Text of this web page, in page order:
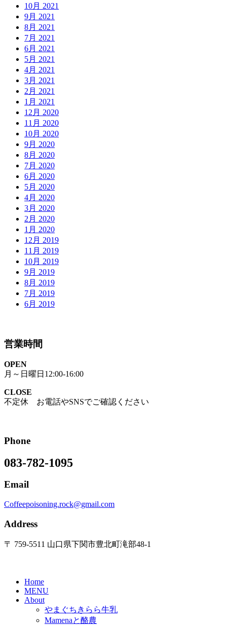
10月 2021
9月 2021
8月 2021
7月 2021
6月 2021
5月 2021
4月 2021
3月 2021
2月 2021
1月 2021
12月 2020
11月 2020
10月 2020
9月 2020
8月 2020
7月 2020
6月 2020
5月 2020
4月 2020
3月 2020
2月 2020
1月 2020
12月 2019
11月 2019
10月 2019
9月 2019
8月 2019
7月 2019
6月 2019
営業時間
OPEN
月～日曜日12:00-16:00
CLOSE
不定休 お電話やSNSでご確認ください
Phone
083-782-1095
Email
Coffeepoisoning.rock@gmail.com
Address
〒 759-5511 山口県下関市豊北町滝部48-1
Home
MENU
About
やまぐちきらら牛乳
Mamenaと酪農